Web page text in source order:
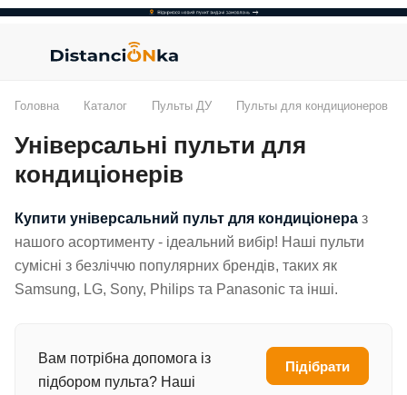
Головна Каталог Пульты ДУ Пульты для кондиционеров
Універсальні пульти для
кондиціонерів
Купити універсальний пульт для кондиціонера з
нашого асортименту - ідеальний вибір! Наші пульти
сумісні з безліччю популярних брендів, таких як
Samsung, LG, Sony, Philips та Panasonic та інші.
Вам потрібна допомога із
підбором пульта? Наші
Підібрати